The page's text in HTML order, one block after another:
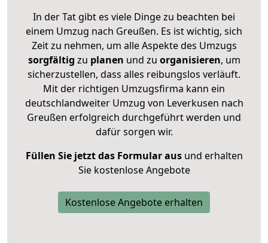
In der Tat gibt es viele Dinge zu beachten bei
einem Umzug nach Greußen. Es ist wichtig, sich
Zeit zu nehmen, um alle Aspekte des Umzugs
sorgfältig zu planen und zu organisieren, um
sicherzustellen, dass alles reibungslos verläuft.
Mit der richtigen Umzugsfirma kann ein
deutschlandweiter Umzug von Leverkusen nach
Greußen erfolgreich durchgeführt werden und
dafür sorgen wir.
Füllen Sie jetzt das Formular ausund erhalten
Sie kostenlose Angebote
Kostenlose Angebote erhalten